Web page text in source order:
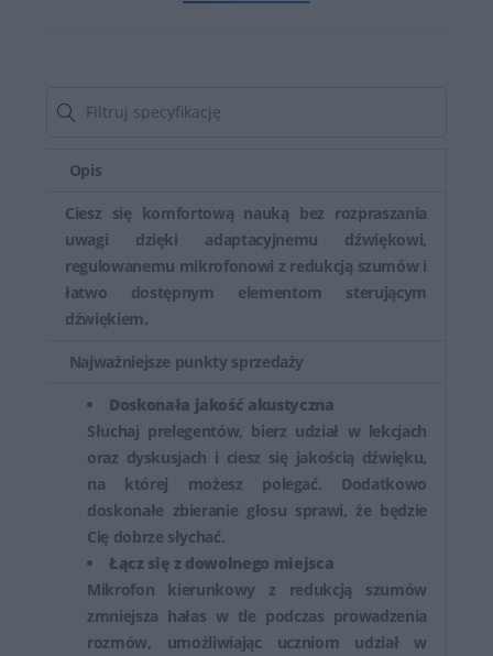
Opis
Ciesz się komfortową nauką bez rozpraszania
uwagi dzięki adaptacyjnemu dźwiękowi,
regulowanemu mikrofonowi z redukcją szumów i
łatwo dostępnym elementom sterującym
dźwiękiem.
Najważniejsze punkty sprzedaży
Doskonała jakość akustyczna
Słuchaj prelegentów, bierz udział w lekcjach
oraz dyskusjach i ciesz się jakością dźwięku,
na której możesz polegać. Dodatkowo
doskonałe zbieranie głosu sprawi, że będzie
Cię dobrze słychać.
Łącz się z dowolnego miejsca
Mikrofon kierunkowy z redukcją szumów
zmniejsza hałas w tle podczas prowadzenia
rozmów, umożliwiając uczniom udział w